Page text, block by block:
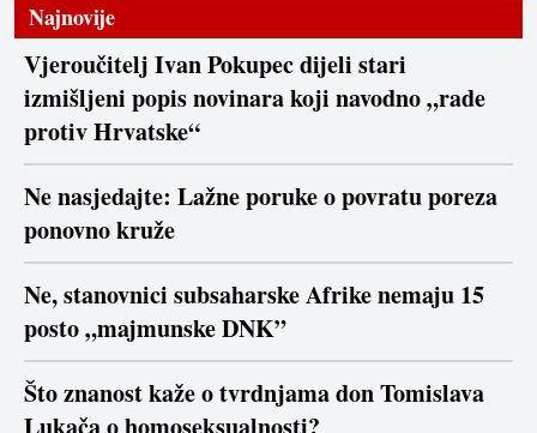
Najnovije
Vjeroučitelj Ivan Pokupec dijeli stari
izmišljeni popis novinara koji navodno „rade
protiv Hrvatske“
Ne nasjedajte: Lažne poruke o povratu poreza
ponovno kruže
Ne, stanovnici subsaharske Afrike nemaju 15
posto „majmunske DNK”
Što znanost kaže o tvrdnjama don Tomislava